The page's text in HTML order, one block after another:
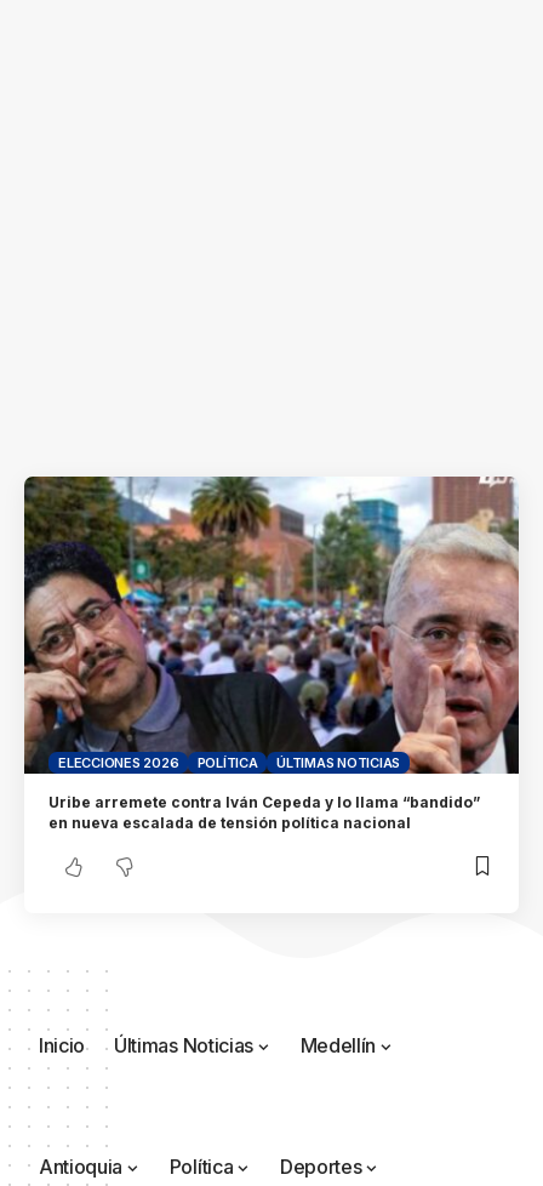
ELECCIONES 2026 POLÍTICA ÚLTIMAS NOTICIAS
Uribe arremete contra Iván Cepeda y lo llama “bandido”
en nueva escalada de tensión política nacional
Inicio Últimas Noticias Medellín
Antioquia Política Deportes